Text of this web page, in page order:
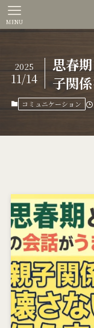
MENU
思春
子関
2025
11/14
コミュニケーション